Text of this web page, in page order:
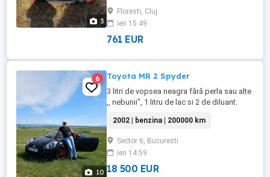
3
frontale, Airbag-uri laterale fata, CD,
Computer de bord, Controlul stabilitatii
(ESP), Geamuri fata electrice, Inchidere
centralizata, Radio, Aer ...
Floresti, Cluj
ieri 15:49
761 EUR
10
6 Toyota MR 2 Spyder
3 litri de vopsea neagra fără perla sau alte
,, nebunii", 1 litru de lac si 2 de diluant.
nu are rugina, deci fără chit. Fără abureli
cu ,, vopsit electrostatic ", minciuni cu
demontare faruri, aripi , bara fata-spate,
mânere uși, etc. Fără vopsit ,, la cuptor" ...
2002 | benzina | 200000 km
Sector 6, Bucuresti
ieri 14:59
18 500 EUR